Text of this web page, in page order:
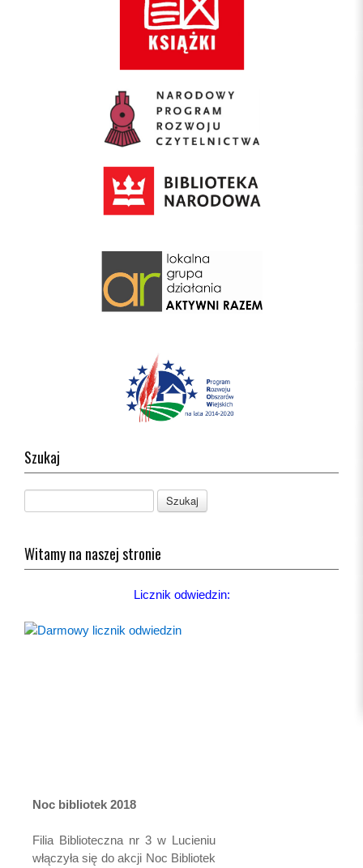
Szukaj
Witamy na naszej stronie
Licznik odwiedzin:
Noc bibliotek 2018
Filia Biblioteczna nr 3 w Lucieniu
włączyła się do akcji Noc Bibliotek